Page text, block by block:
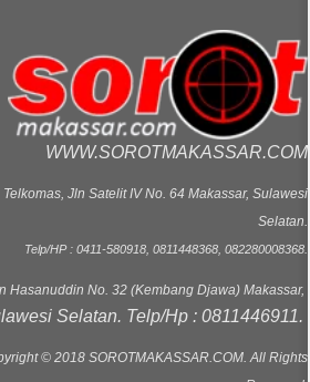
WWW.SOROTMAKASSAR.COM
Telkomas, Jln Satelit IV No. 64 Makassar, Sulawesi
Selatan.
Telp/HP : 0411-580918, 0811448368, 082280008368.
Hasanuddin No. 32 (Kembang Djawa) Makassar,
Selatan. Telp/Hp : 0811446911.
© 2018 SOROTMAKASSAR.COM. All Rights